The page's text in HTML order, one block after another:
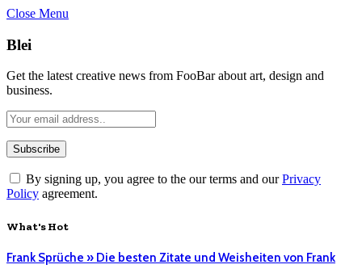
Close Menu
Blei
Get the latest creative news from FooBar about art, design and
business.
By signing up, you agree to the our terms and ourPrivacy
Policy agreement.
What's Hot
Frank Sprüche » Die besten Zitate und Weisheiten von Frank